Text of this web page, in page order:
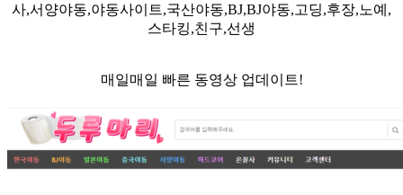
사,서양야동,야동사이트,국산야동,BJ,BJ야동,고딩,후장,노예,
스타킹,친구,선생
매일매일 빠른 동영상 업데이트!